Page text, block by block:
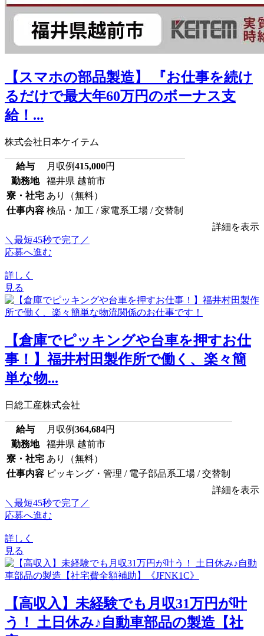
【スマホの部品製造】 『お仕事を続け
るだけで最大年60万円のボーナス支
給！...
株式会社日本ケイテム
給与 月収例415,000円
勤務地
福井県 越前市
寮・社宅 あり（無料）
仕事内容 検品・加工 / 家電系工場 / 交替制
詳細を表示
＼最短45秒で完了／
応募へ進む
詳しく
見る
【倉庫でピッキングや台車を押すお仕
事！】福井村田製作所で働く、楽々簡
単な物...
日総工産株式会社
給与 月収例364,684円
勤務地
福井県 越前市
寮・社宅 あり（無料）
仕事内容 ピッキング・管理 / 電子部品系工場 / 交替制
詳細を表示
＼最短45秒で完了／
応募へ進む
詳しく
見る
【高収入】未経験でも月収31万円が叶
う！ 土日休み♪自動車部品の製造【社